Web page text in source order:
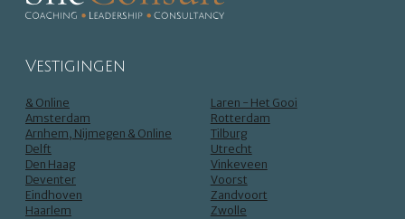
Vestigingen
& Online
Amsterdam
Arnhem, Nijmegen & Online
Delft
Den Haag
Deventer
Eindhoven
Haarlem
Laren - Het Gooi
Rotterdam
Tilburg
Utrecht
Vinkeveen
Voorst
Zandvoort
Zwolle